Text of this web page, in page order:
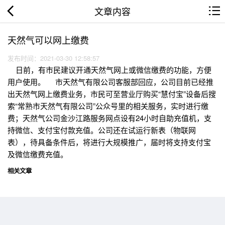
文章内容
天然气可以网上缴费
发布时间：2021-03-30 12:58:57
日前，有市民建议开通天然气网上或微信缴费的功能，方便
用户使用。 市天然气有限公司客服部回应，公司目前已经推
出天然气网上缴费业务，市民可至营业厅购买“慧付宝”设备后搜
索“常熟市天然气有限公司”公众号里的相关服务，实时进行缴
费；天然气公司金沙江路服务网点设有24小时自助充值机，支
持微信、支付宝付款充值。公司还在试运行新表（物联网
表），待具备条件后，将进行大规模推广，届时将支持支付宝
及微信缴费充值。
相关文章